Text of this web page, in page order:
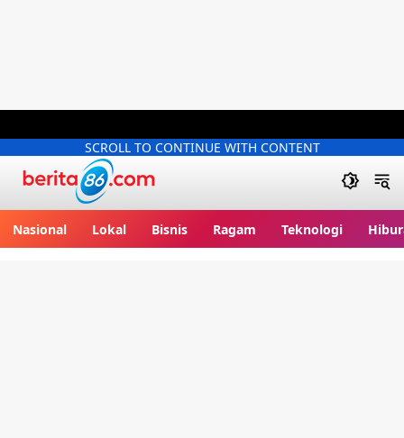
SCROLL TO CONTINUE WITH CONTENT
Nasional Lokal Bisnis Ragam Teknologi